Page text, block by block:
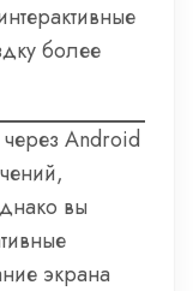
более
Android
вы
экрана